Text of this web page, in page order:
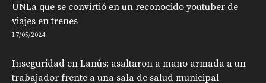
UNLa que se convirtió en un reconocido youtuber de
viajes en trenes
17/05/2024
Inseguridad en Lanús: asaltaron a mano armada a un
trabajador frente a una sala de salud municipal